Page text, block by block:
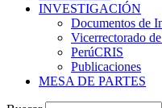
INVESTIGACIÓN
Documentos de
Vicerrectorado
PerúCRIS
Publicaciones
MESA DE PARTES